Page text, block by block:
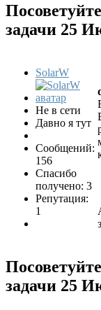
задачи 25
SolarW
Не в сети
Давно я тут
Сообщений:
156
Спасибо
получено: 3
Репутация:
1
задачи 25